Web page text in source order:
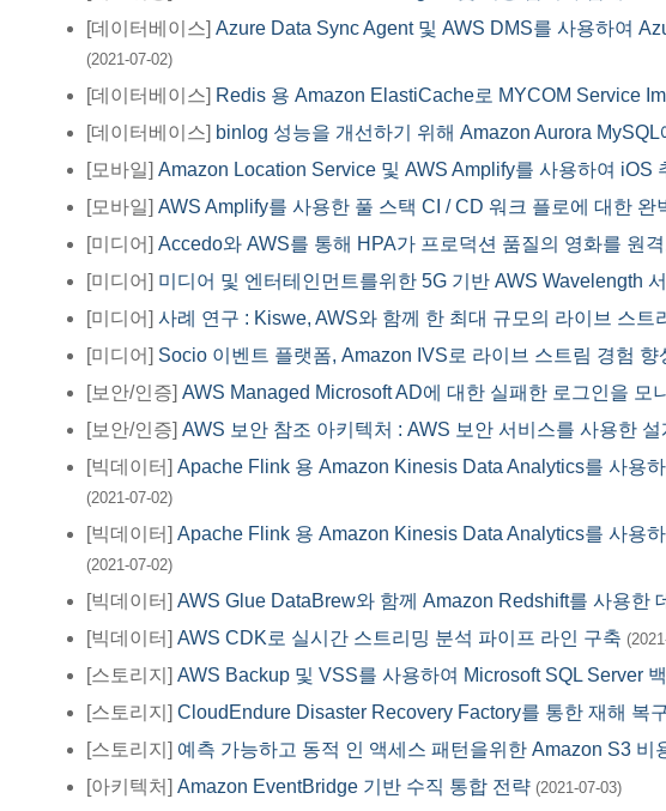
[데이터베이스] Azure Data Sync Agent 및 AWS DMS를 사용하여
(2021-07-02)
[데이터베이스] Redis 용 Amazon ElastiCache로 MYCOM Service
[데이터베이스] binlog 성능을 개선하기 위해 Amazon Aurora
[모바일] Amazon Location Service 및 AWS Amplify를 사용하여 iOS
[모바일] AWS Amplify를 사용한 풀 스택 CI / CD 워크 플로에 대한 완
[미디어] Accedo와 AWS를 통해 HPA가 프로덕션 품질의 영화를 원
[미디어] 미디어 및 엔터테인먼트를위한 5G 기반 AWS Wavelength
[미디어] 사례 연구 : Kiswe, AWS와 함께 한 최대 규모의 라이브 스트
[미디어] Socio 이벤트 플랫폼, Amazon IVS로 라이브 스트림 경험 향
[보안/인증] AWS Managed Microsoft AD에 대한 실패한 로그인을 모
[보안/인증] AWS 보안 참조 아키텍처 : AWS 보안 서비스를 사용한 설
[빅데이터] Apache Flink 용 Amazon Kinesis Data Analytics를 사용
(2021-07-02)
[빅데이터] Apache Flink 용 Amazon Kinesis Data Analytics를 사용
(2021-07-02)
[빅데이터] AWS Glue DataBrew와 함께 Amazon Redshift를 사용한
[빅데이터] AWS CDK로 실시간 스트리밍 분석 파이프 라인 구축
[스토리지] AWS Backup 및 VSS를 사용하여 Microsoft SQL Server
[스토리지] CloudEndure Disaster Recovery Factory를 통한 재해 복
[스토리지] 예측 가능하고 동적 인 액세스 패턴을위한 Amazon S3 비
[아키텍처] Amazon EventBridge 기반 수직 통합 전략 (2021-07-03)